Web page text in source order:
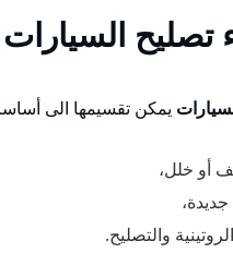
تصليح
يمكن تقسيمها الى
أو خلل،
والتصليح.